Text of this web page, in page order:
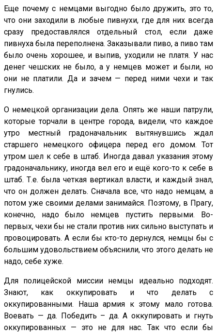
Еще почему с немцами выгодно было дружить, это то,
что они заходили в любые пивнухи, где для них всегда
сразу предоставлялся отдельный стол, если даже
пивнуха была переполнена. Заказывали пиво, а пиво там
было очень хорошее, и выпив, уходили не платя. У нас
денег чешских не было, а у немцев может и были, но
они не платили. Да и зачем — перед ними чехи и так
гнулись.
О немецкой организации дела. Опять же наши патрули,
которые торчали в центре города, видели, что каждое
утро местный градоначальник вытянувшись ждал
старшего немецкого офицера перед его домом. Тот
утром шел к себе в штаб. Иногда давал указания этому
градоначальнику, иногда вел его и ещё кого-то к себе в
штаб. Т.е. была четкая вертикал власти, и каждый знал,
что он должен делать. Сначала все, что надо немцам, а
потом уже своими делами занимайся. Поэтому, в Прагу,
конечно, надо было немцев пустить первыми. Во-
первых, чехи бы не стали против них сильно выступать и
провоцировать. А если бы кто-то дернулся, немцы бы с
большим удовольствием объяснили, что этого делать не
надо, себе хуже.
Для полицейской миссии немцы идеально подходят.
Знают, как оккупировать и что делать с
оккупированными. Наша армия к этому мало готова.
Воевать — да. Победить – да. А оккупировать и гнуть
оккупированных — это не для нас. Так что если бы